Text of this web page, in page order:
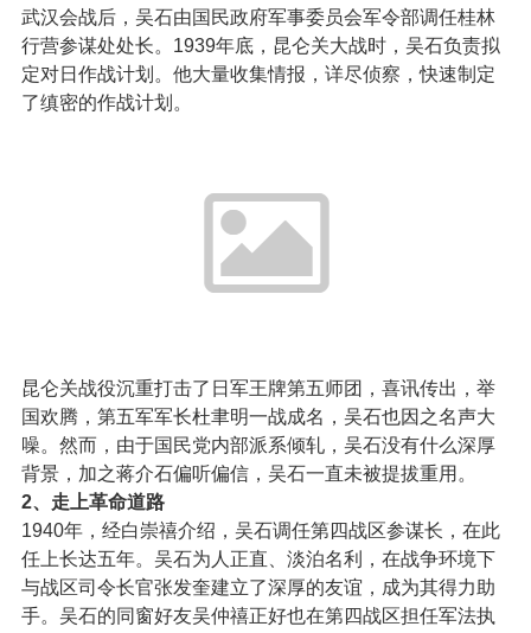
武汉会战后，吴石由国民政府军事委员会军令部调任桂林
行营参谋处处长。1939年底，昆仑关大战时，吴石负责拟
定对日作战计划。他大量收集情报，详尽侦察，快速制定
了缜密的作战计划。
昆仑关战役沉重打击了日军王牌第五师团，喜讯传出，举
国欢腾，第五军军长杜聿明一战成名，吴石也因之名声大
噪。然而，由于国民党内部派系倾轧，吴石没有什么深厚
背景，加之蒋介石偏听偏信，吴石一直未被提拔重用。
2、走上革命道路
1940年，经白崇禧介绍，吴石调任第四战区参谋长，在此
任上长达五年。吴石为人正直、淡泊名利，在战争环境下
与战区司令长官张发奎建立了深厚的友谊，成为其得力助
手。吴石的同窗好友吴仲禧正好也在第四战区担任军法执